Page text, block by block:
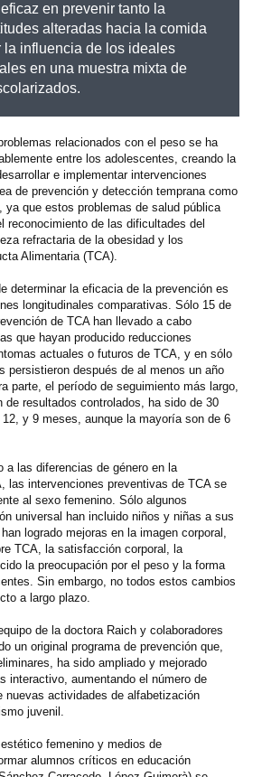
en prevenir tanto la
alteradas hacia la comida
la influencia de los ideales
en una muestra mixta de
relacionados con el peso se ha
entre los adolescentes, creando la
e implementar intervenciones
de prevención y detección temprana como
ya que estos problemas de salud pública
reconocimiento de las dificultades del
refractaria de la obesidad y los
Alimentaria (TCA).
determinar la eficacia de la prevención es
longitudinales comparativas. Sólo 15 de
de TCA han llevado a cabo
que hayan producido reducciones
actuales o futuros de TCA, y en sólo
persistieron después de al menos un año
parte, el período de seguimiento más largo,
de resultados controlados, ha sido de 30
y 9 meses, aunque la mayoría son de 6
a las diferencias de género en la
las intervenciones preventivas de TCA se
al sexo femenino. Sólo algunos
universal han incluido niños y niñas a sus
logrado mejoras en la imagen corporal,
TCA, la satisfacción corporal, la
la preocupación por el peso y la forma
Sin embargo, no todos estos cambios
a largo plazo.
de la doctora Raich y colaboradores
un original programa de prevención que,
ha sido ampliado y mejorado
interactivo, aumentando el número de
nuevas actividades de alfabetización
juvenil.
femenino y medios de
alumnos críticos en educación